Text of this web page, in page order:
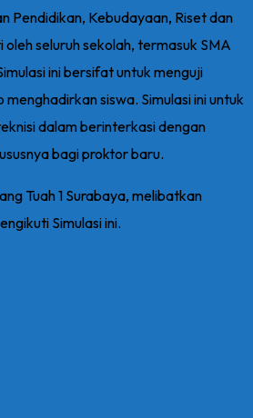
Pendidikan, Kebudayaan, Riset dan
oleh seluruh sekolah, termasuk SMA
ini bersifat untuk menguji
siswa. Simulasi ini untuk
dalam berinterkasi dengan
bagi proktor baru.
Tuah 1 Surabaya, melibatkan
Simulasi ini.